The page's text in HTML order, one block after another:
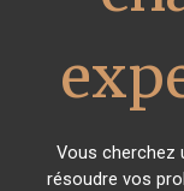
Vous cherchez
résoudre vos